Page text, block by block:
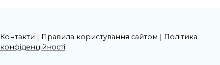
Контакти | Правила користування сайтом | Політика
конфіденційності